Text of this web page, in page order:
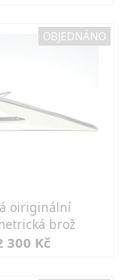
OBJEDNÁNO
oiriginální
brož
300 Kč